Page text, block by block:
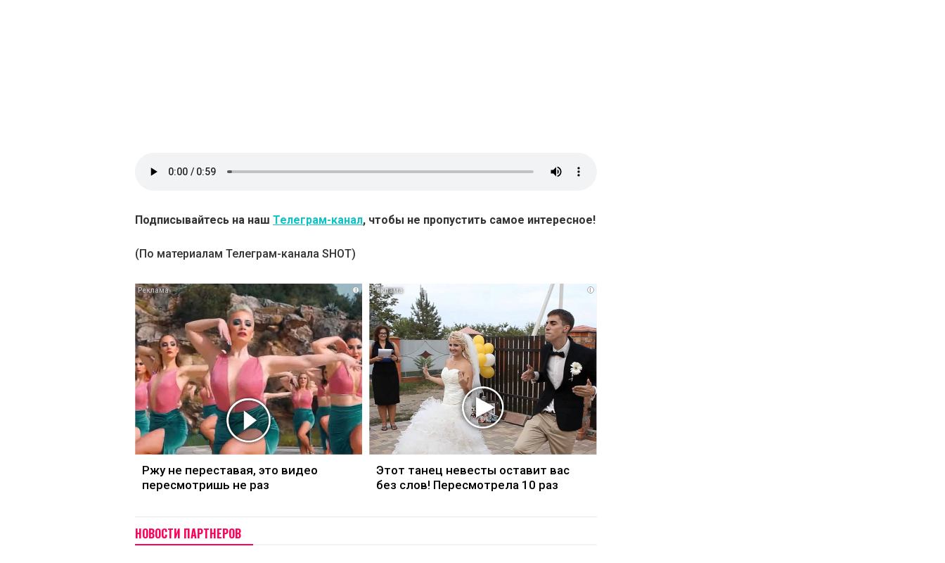
Подписывайтесь на наш Телеграм-канал, чтобы не пропустить самое интересное!
(По материалам Телеграм-канала SHOT)
i
Ржу не переставая, это видео
пересмотришь не раз
i
Этот танец невесты оставит вас
без слов! Пересмотрела 10 раз
НОВОСТИ ПАРТНЕРОВ